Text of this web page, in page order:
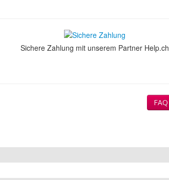
Sichere Zahlung mit unserem Partner Help.ch
FAQ